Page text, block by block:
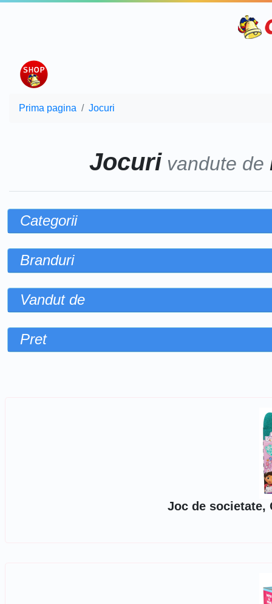
Prima pagina Jocuri
Jocuri vandute de
Categorii
Branduri
Vandut de
Pret
Joc de societate,